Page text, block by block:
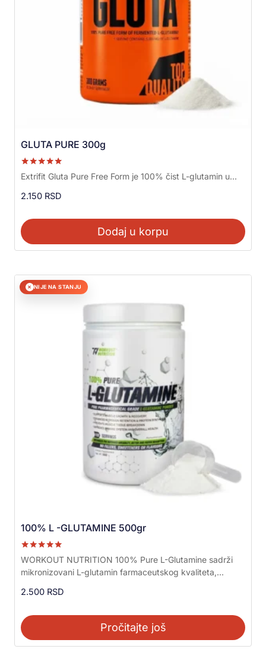
GLUTA PURE 300g
Ocenjeno sa
5.00
od 5
Extrifit Gluta Pure Free Form je 100% čist L-glutamin u...
2.150 RSD
Dodaj u korpu
✕ NIJE NA STANJU
100% L -GLUTAMINE 500gr
Ocenjeno sa
5.00
od 5
WORKOUT NUTRITION 100% Pure L-Glutamine sadrži
mikronizovani L-glutamin farmaceutskog kvaliteta,...
2.500 RSD
Pročitajte još